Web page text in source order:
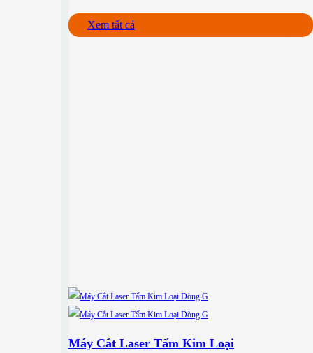
Xem tất cả
Máy Cắt Laser Tấm Kim Loại